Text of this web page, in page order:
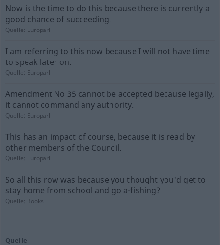
Now is the time to do this because there is currently a
good chance of succeeding.
Quelle: Europarl
I am referring to this now because I will not have time
to speak later on.
Quelle: Europarl
Amendment No 35 cannot be accepted because legally,
it cannot command any authority.
Quelle: Europarl
This has an impact of course, because it is read by
other members of the Council.
Quelle: Europarl
So all this row was because you thought you'd get to
stay home from school and go a-fishing?
Quelle: Books
Quelle